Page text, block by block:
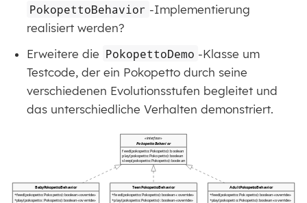
PokopettoBehavior -Implementierung
realisiert werden?
Erweitere die PokopettoDemo -Klasse um
Testcode, der ein Pokopetto durch seine
verschiedenen Evolutionsstufen begleitet und
das unterschiedliche Verhalten demonstriert.